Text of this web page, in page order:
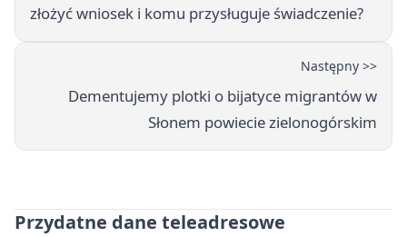
złożyć wniosek i komu przysługuje świadczenie?
Następny >>
Dementujemy plotki o bijatyce migrantów w
Słonem powiecie zielonogórskim
Przydatne dane teleadresowe